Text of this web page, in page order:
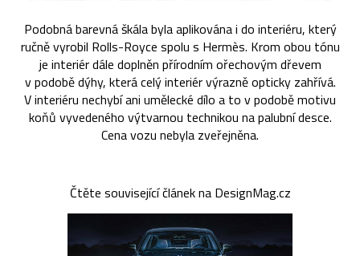
Podobná barevná škála byla aplikována i do interiéru, který
ručně vyrobil Rolls-Royce spolu s Hermès. Krom obou tónu
je interiér dále doplněn přírodním ořechovým dřevem
v podobě dýhy, která celý interiér výrazně opticky zahřívá.
V interiéru nechybí ani umělecké dílo a to v podobě motivu
koňů vyvedeného výtvarnou technikou na palubní desce.
Cena vozu nebyla zveřejněna.
Čtěte související článek na DesignMag.cz